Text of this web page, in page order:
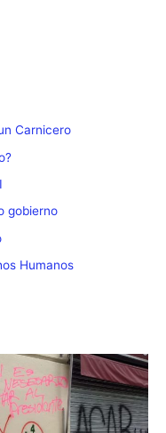
Carnicero
gobierno
Humanos